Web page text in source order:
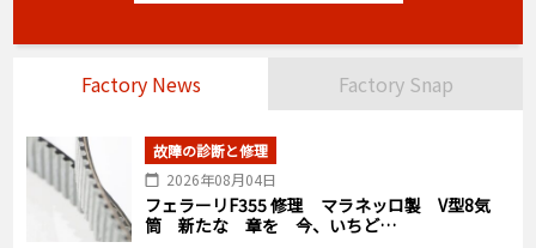
Factory News Factory Snap
故障の診断と修理
2026年08月04日
フェラーリF355 修理 マラネッロ製 V型8気
筒 新たな 章を 今、いちど…